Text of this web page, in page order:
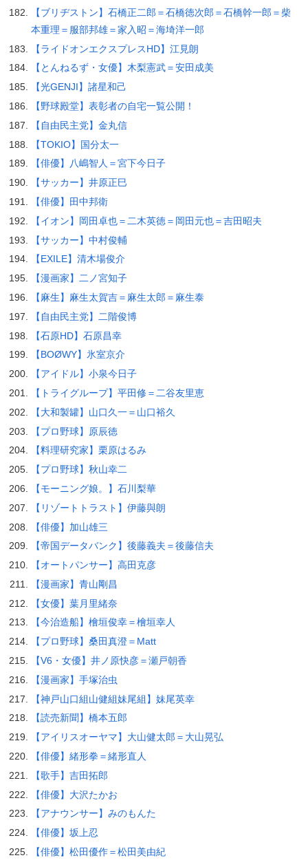
【ブリヂストン】石橋正二郎＝石橋徳次郎＝石橋幹一郎＝柴
本重理＝服部邦雄＝家入昭＝海埼洋一郎
【ライドオンエクスプレスHD】江見朗
【とんねるず・女優】木梨憲武＝安田成美
【光GENJI】諸星和己
【野球殿堂】表彰者の自宅一覧公開！
【自由民主党】金丸信
【TOKIO】国分太一
【俳優】八嶋智人＝宮下今日子
【サッカー】井原正巳
【俳優】田中邦衛
【イオン】岡田卓也＝二木英徳＝岡田元也＝吉田昭夫
【サッカー】中村俊輔
【EXILE】清木場俊介
【漫画家】二ノ宮知子
【麻生】麻生太賀吉＝麻生太郎＝麻生泰
【自由民主党】二階俊博
【石原HD】石原昌幸
【BOØWY】氷室京介
【アイドル】小泉今日子
【トライグループ】平田修＝二谷友里恵
【大和製罐】山口久一＝山口裕久
【プロ野球】原辰徳
【料理研究家】栗原はるみ
【プロ野球】秋山幸二
【モーニング娘。】石川梨華
【リゾートトラスト】伊藤與朗
【俳優】加山雄三
【帝国データバンク】後藤義夫＝後藤信夫
【オートパンサー】高田克彦
【漫画家】青山剛昌
【女優】葉月里緒奈
【今治造船】檜垣俊幸＝檜垣幸人
【プロ野球】桑田真澄＝Matt
【V6・女優】井ノ原快彦＝瀬戸朝香
【漫画家】手塚治虫
【神戸山口組山健組妹尾組】妹尾英幸
【読売新聞】橋本五郎
【アイリスオーヤマ】大山健太郎＝大山晃弘
【俳優】緒形拳＝緒形直人
【歌手】吉田拓郎
【俳優】大沢たかお
【アナウンサー】みのもんた
【俳優】坂上忍
【俳優】松田優作＝松田美由紀